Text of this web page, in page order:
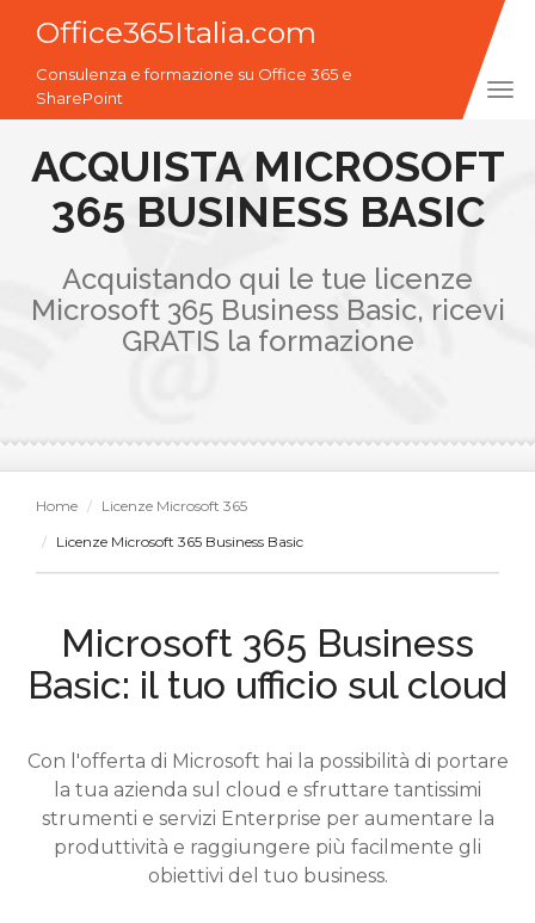
Office365Italia.com
Consulenza e formazione su Office 365 e
SharePoint
ACQUISTA MICROSOFT
365 BUSINESS BASIC
Acquistando qui le tue licenze
Microsoft 365 Business Basic, ricevi
GRATIS la formazione
Home
Licenze Microsoft 365
Licenze Microsoft 365 Business Basic
Microsoft 365 Business
Basic: il tuo ufficio sul cloud
Con l'offerta di Microsoft hai la possibilità di portare
la tua azienda sul cloud e sfruttare tantissimi
strumenti e servizi Enterprise per aumentare la
produttività e raggiungere più facilmente gli
obiettivi del tuo business.